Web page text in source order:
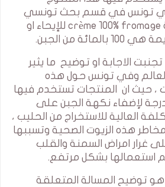
في تونس في قسم بحث تونسي
كما استعملت عبارة crème 100% fromage للإيحاء او
من الجبن.
لكن علامة Land’Or تجنبت الاجابة او توضيح ما يثير
وفي تونس حول هذه
، حيث ان المنتجات تستخدم فيها
لإضفاء نكهة الجبن على
العالية للاستخراج من الحليب ،
هذه الزيوت الصحية وتسببها
غرار امراض السمنة والقلب
تم استعمالها بشكل مرتفع.
هو توضيح المسالة المتعلقة